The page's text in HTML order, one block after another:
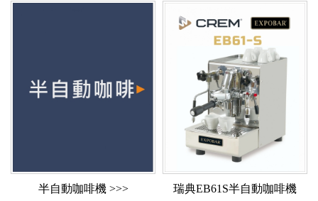
半自動咖啡機 >>> 瑞典EB61S半自動咖啡機